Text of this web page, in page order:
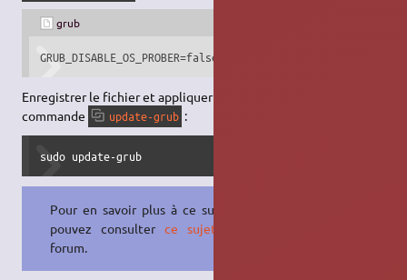
grub
GRUB_DISABLE_OS_PROBER=false
Enregistrer le fichier et appliquer les changements avec la
commande
update-grub :
sudo update-grub
Pour en savoir plus à ce sujet vous
pouvez consulter ce sujet
forum.